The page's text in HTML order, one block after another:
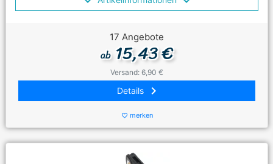
17 Angebote
ab15,43 €
Versand: 6,90 €
Details keyboard_arrow_right
favorite_border merken